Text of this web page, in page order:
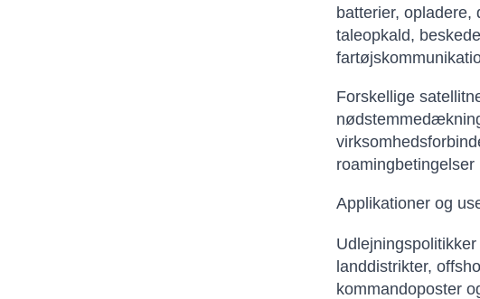
batterier,
taleopkald,
Forskellige
Applikationer og
landdistrikter,
kommandoposter